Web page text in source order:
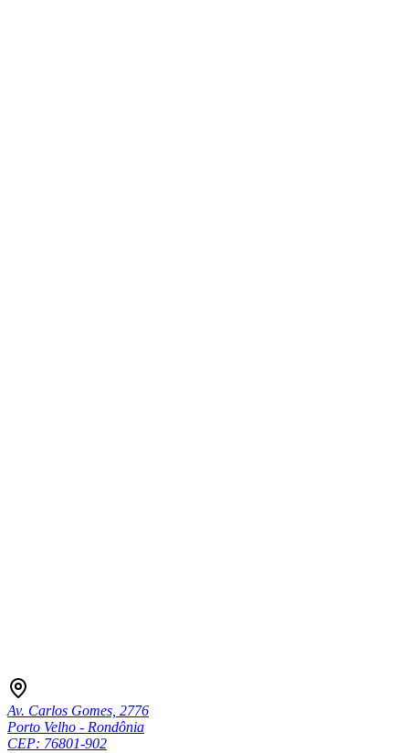
Av. Carlos Gomes, 2776
Porto Velho - Rondônia
CEP: 76801-902